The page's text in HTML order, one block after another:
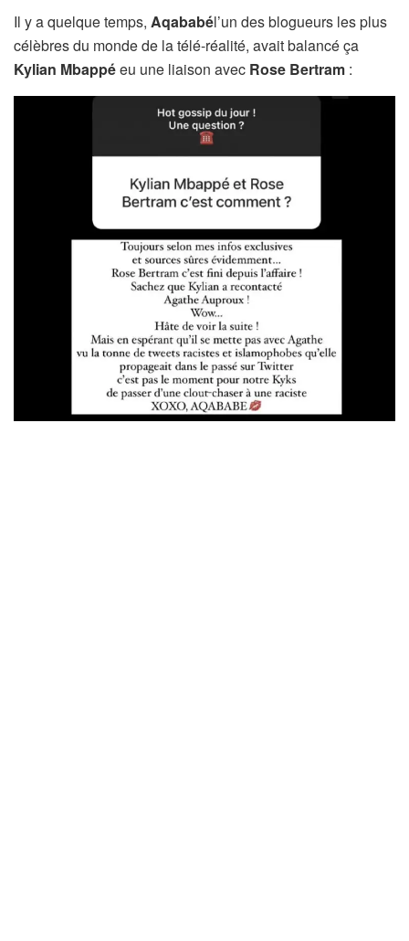
Il y a quelque temps, Aqababél’un des blogueurs les plus
célèbres du monde de la télé-réalité, avait balancé ça
Kylian Mbappéeu une liaison avec Rose Bertram :